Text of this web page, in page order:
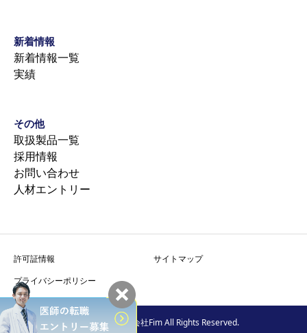
新着情報
新着情報一覧
実績
その他
取扱製品一覧
採用情報
お問い合わせ
人材エントリー
許可証情報
サイトマップ
プライバシーポリシー
Copyright © 株式会社Fim All Rights Reserved.